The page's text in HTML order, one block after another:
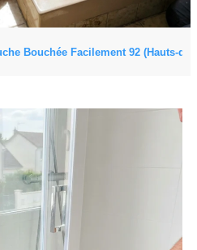
Bouchée Facilement 92 (Hauts-de-